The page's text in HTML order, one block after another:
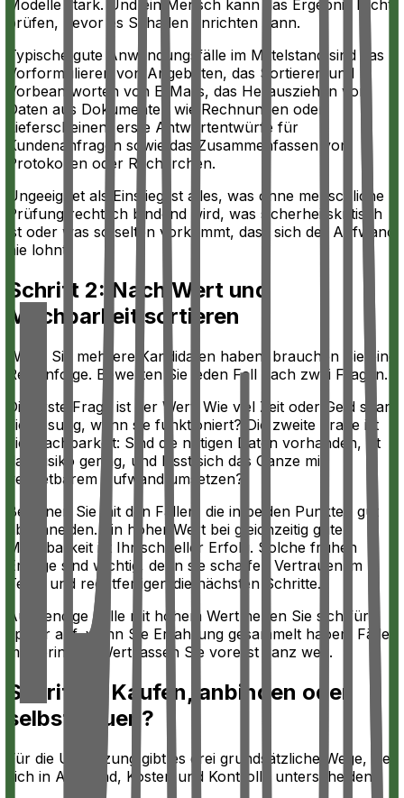
Modelle stark. Und ein Mensch kann das Ergebnis leicht
prüfen, bevor es Schaden anrichten kann.
Typische gute Anwendungsfälle im Mittelstand sind das
Vorformulieren von Angeboten, das Sortieren und
Vorbeantworten von E-Mails, das Herausziehen von
Daten aus Dokumenten wie Rechnungen oder
Lieferscheinen, erste Antwortentwürfe für
Kundenanfragen sowie das Zusammenfassen von
Protokollen oder Recherchen.
Ungeeignet als Einstieg ist alles, was ohne menschliche
Prüfung rechtlich bindend wird, was sicherheitskritisch
ist oder was so selten vorkommt, dass sich der Aufwand
nie lohnt.
Schritt 2: Nach Wert und
Machbarkeit sortieren
Wenn Sie mehrere Kandidaten haben, brauchen Sie eine
Reihenfolge. Bewerten Sie jeden Fall nach zwei Fragen.
Die erste Frage ist der Wert: Wie viel Zeit oder Geld spart
die Lösung, wenn sie funktioniert? Die zweite Frage ist
die Machbarkeit: Sind die nötigen Daten vorhanden, ist
das Risiko gering, und lässt sich das Ganze mit
vertretbarem Aufwand umsetzen?
Beginnen Sie mit den Fällen, die in beiden Punkten gut
abschneiden. Ein hoher Wert bei gleichzeitig guter
Machbarkeit ist Ihr schneller Erfolg. Solche frühen
Erfolge sind wichtig, denn sie schaffen Vertrauen im
Team und rechtfertigen die nächsten Schritte.
Aufwendige Fälle mit hohem Wert heben Sie sich für
später auf, wenn Sie Erfahrung gesammelt haben. Fälle
mit geringem Wert lassen Sie vorerst ganz weg.
Schritt 3: Kaufen, anbinden oder
selbst bauen?
Für die Umsetzung gibt es drei grundsätzliche Wege, die
sich in Aufwand, Kosten und Kontrolle unterscheiden.